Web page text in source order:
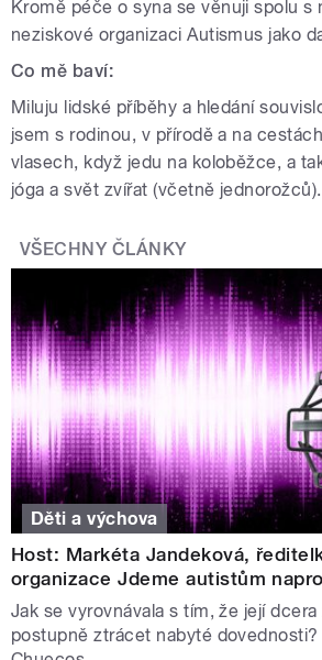
Kromě péče o syna se věnuji spolu s
neziskové organizaci Autismus jako
Co mě baví:
Miluju lidské příběhy a hledání
jsem s rodinou, v přírodě a na
vlasech, když jedu na koloběžce, a
jóga a svět zvířat (včetně jednorožců).
VŠECHNY ČLÁNKY
Děti a výchova
Host: Markéta Jandeková,
organizace Jdeme autistům
Jak se vyrovnávala s tím, že její
postupně ztrácet nabyté